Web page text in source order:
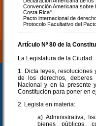
Convención Americana
Costa Rica"
Pacto internacional de
Protocolo Facultativo del
Artículo Nº 80 de la
La Legislatura de la Ciudad:
1. Dicta leyes,
de los derechos,
Nacional y en la presente
Constitución para poner en
2. Legisla en materia:
a) Administrativa,
bienes públicos,